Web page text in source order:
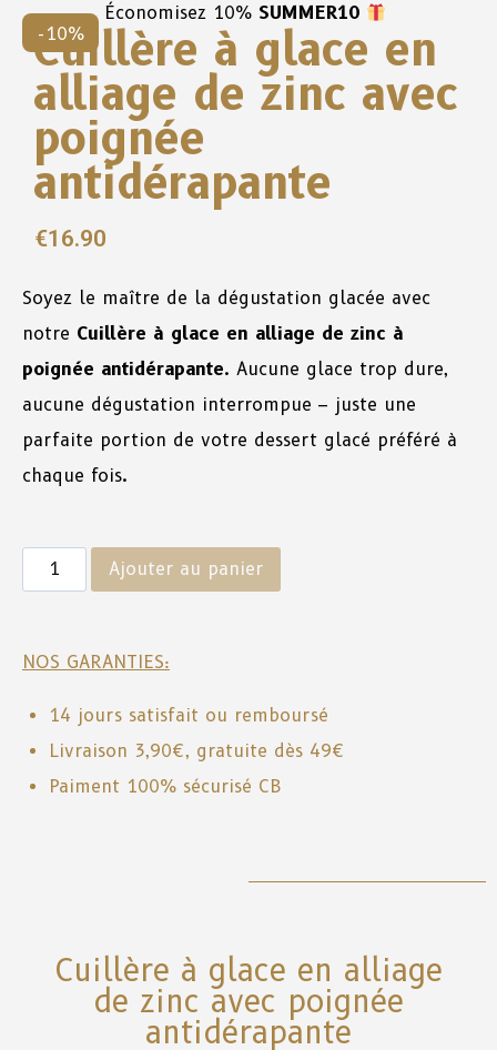
-10%
Économisez 10% SUMMER10
Cuillère à glace en
alliage de zinc avec
poignée
antidérapante
€16.90
Soyez le maître de la dégustation glacée avec
notre Cuillère à glace en alliage de zinc à
poignée antidérapante. Aucune glace trop dure,
aucune dégustation interrompue – juste une
parfaite portion de votre dessert glacé préféré à
chaque fois.
Ajouter au panier
NOS GARANTIES:
14 jours satisfait ou remboursé
Livraison 3,90€, gratuite dès 49€
Paiment 100% sécurisé CB
Cuillère à glace en alliage
de zinc avec poignée
antidérapante